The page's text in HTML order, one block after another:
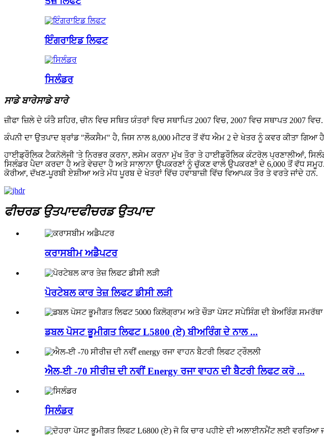
ਇੰਗਰਾਇਡ ਲਿਫਟ
ਸਿਲੰਡਰ
ਸਾਡੇ ਬਾਰੇਸਾਡੇ ਬਾਰੇ
ਜ਼ੀਫਾ ਜ਼ਿਲੇ ਦੇ ਯੰਤੈ ਸ਼ਹਿਰ, ਚੀਨ ਵਿਚ ਸਥਿਤ ਯੰਤਰਾਂ ਵਿਚ ਸਥਾਪਿਤ 2007 ਵਿਚ, 2007 ਵਿਚ ਸਥਾਪਤ 2007 ਵਿਚ.
ਕੰਪਨੀ ਦਾ ਉਤਪਾਦ ਬ੍ਰਾਂਡ "ਲੌਕਸੈਮ" ਹੈ, ਜਿਸ ਨਾਲ 8,000 ਮੀਟਰ ਤੋਂ ਵੱਧ ਐਮ 2 ਦੇ ਖੇਤਰ ਨੂੰ ਕਵਰ ਕੀਤਾ ਗਿਆ
ਹਾਈਡ੍ਰੌਲਿਕ ਟੈਕਨੋਲੋਜੀ 'ਤੇ ਨਿਰਭਰ ਕਰਨਾ, ਲਸੇਮ ਕਰਨਾ ਮੁੱਖ ਤੌਰ' ਤੇ ਹਾਈਡ੍ਰੌਲਿਕ ਕੰਟਰੋਲ ਪ੍ਰਣਾਲੀਆਂ,
ਸਿਲੰਡਰ ਪੈਦਾ ਕਰਦਾ ਹੈ ਅਤੇ ਵੇਚਦਾ ਹੈ ਅਤੇ ਸਾਲਾਨਾ ਉਪਕਰਣਾਂ ਨੂੰ ਚੁੱਕਣ ਵਾਲੇ ਉਪਕਰਣਾਂ ਦੇ 6,000 ਤੋਂ ਵੱਧ
ਕੋਰੀਆ, ਦੱਖਣ-ਪੂਰਬੀ ਏਸ਼ੀਆ ਅਤੇ ਮੱਧ ਪੂਰਬ ਦੇ ਖੇਤਰਾਂ ਵਿੱਚ ਹਵਾਬਾਜ਼ੀ ਵਿੱਚ ਵਿਆਪਕ ਤੌਰ ਤੇ ਵਰਤੇ ਜਾਂਦੇ ਹਨ.
ਫੀਚਰਡ ਉਤਪਾਦਫੀਚਰਡ ਉਤਪਾਦ
ਕਰਾਸਬੀਮ ਅਡੈਪਟਰ
ਪੋਰਟੇਬਲ ਕਾਰ ਤੇਜ਼ ਲਿਫਟ ਡੀਸੀ ਲੜੀ
ਡਬਲ ਪੋਸਟ ਭੂਮੀਗਤ ਲਿਫਟ L5800 (ਏ) ਬੀਅਰਿੰਗ ਦੇ ਨਾਲ ...
ਐਲ-ਈ -70 ਸੀਰੀਜ਼ ਦੀ ਨਵੀਂ Energy ਰਜਾ ਵਾਹਨ ਦੀ ਬੈਟਰੀ ਲਿਫਟ ਕਰੋ ...
ਸਿਲੰਡਰ